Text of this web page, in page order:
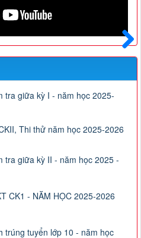
Sau
tra giữa kỳ I - năm học 2025-
Thi thử năm học 2025-2026
tra giữa kỳ II - năm học 2025 -
CK1 - NĂM HỌC 2025-2026
trúng tuyển lớp 10 - năm học